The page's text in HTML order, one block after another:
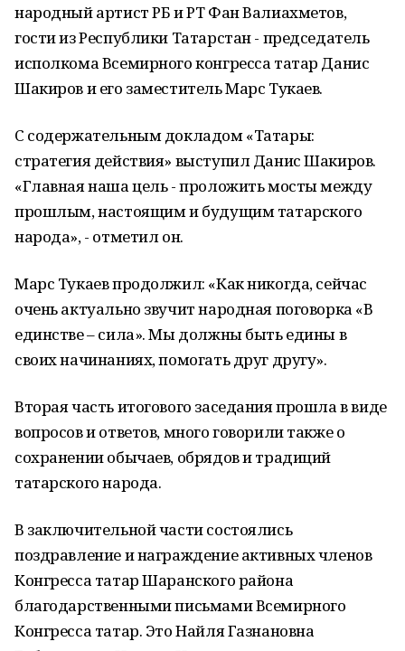
народный артист РБ и РТ Фан Валиахметов,
гости из Республики Татарстан - председатель
исполкома Всемирного конгресса татар Данис
Шакиров и его заместитель Марс Тукаев.
С содержательным докладом «Татары:
стратегия действия» выступил Данис Шакиров.
«Главная наша цель - проложить мосты между
прошлым, настоящим и будущим татарского
народа», - отметил он.
Марс Тукаев продолжил: «Как никогда, сейчас
очень актуально звучит народная поговорка «В
единстве – сила». Мы должны быть едины в
своих начинаниях, помогать друг другу».
Вторая часть итогового заседания прошла в виде
вопросов и ответов, много говорили также о
сохранении обычаев, обрядов и традиций
татарского народа.
В заключительной части состоялись
поздравление и награждение активных членов
Конгресса татар Шаранского района
благодарственными письмами Всемирного
Конгресса татар. Это Найля Газнановна